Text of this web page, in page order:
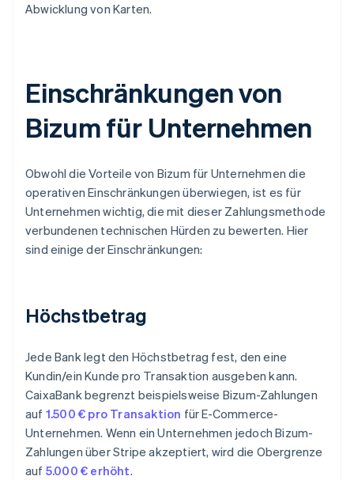
Abwicklung von Karten.
Einschränkungen von
Bizum für Unternehmen
Obwohl die Vorteile von Bizum für Unternehmen die
operativen Einschränkungen überwiegen, ist es für
Unternehmen wichtig, die mit dieser Zahlungsmethode
verbundenen technischen Hürden zu bewerten. Hier
sind einige der Einschränkungen:
Höchstbetrag
Jede Bank legt den Höchstbetrag fest, den eine
Kundin/ein Kunde pro Transaktion ausgeben kann.
CaixaBank begrenzt beispielsweise Bizum-Zahlungen
auf 1.500 € pro Transaktion für E-Commerce-
Unternehmen. Wenn ein Unternehmen jedoch Bizum-
Zahlungen über Stripe akzeptiert, wird die Obergrenze
auf 5.000 € erhöht.